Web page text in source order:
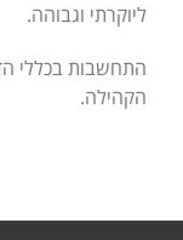
ליוקרתי וגבוהה.
התחשבות בכללי
הקהילה.